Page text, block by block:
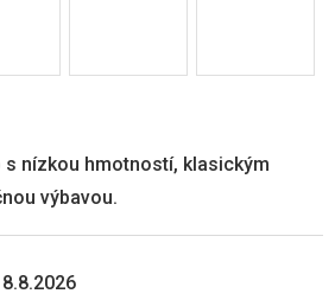
nízkou hmotností, klasickým
výbavou.